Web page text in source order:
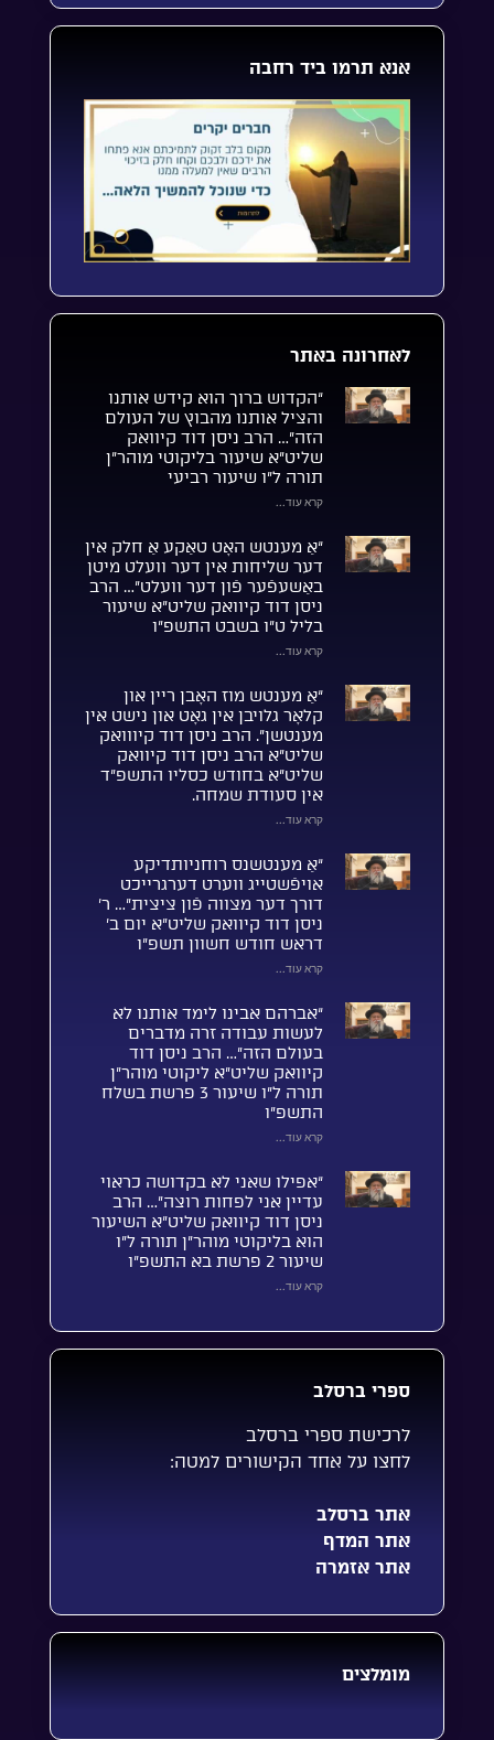
אנא תרמו ביד רחבה
לאחרונה באתר
“הקדוש ברוך הוא קידש אותנו
והציל אותנו מהבוץ של העולם
הזה”… הרב ניסן דוד קיוואק
שליט”א שיעור בליקוטי מוהר”ן
תורה ל”ו שיעור רביעי
קרא עוד...
“אַ מענטש האָט טאַקע אַ חלק אין
דער שליחות אין דער וועלט מיטן
באַשעפֿער פֿון דער וועלט”… הרב
ניסן דוד קיוואק שליט”א שיעור
בליל ט”ו בשבט התשפ”ו
קרא עוד...
“אַ מענטש מוז האָבן ריין און
קלאָר גלויבן אין גאָט און נישט אין
מענטשן”. הרב ניסן דוד קיווואק
שליט”א הרב ניסן דוד קיוואק
שליט”א בחודש כסליו התשפ”ד
אין סעודת שמחה.
קרא עוד...
“אַ מענטשנס רוחניותדיקע
אויפֿשטייג ווערט דערגרייכט
דורך דער מצווה פֿון ציצית”… ר’
ניסן דוד קיוואק שליט”א יום ב’
דראש חודש חשוון תשפ”ו
קרא עוד...
“אברהם אבינו לימד אותנו לא
לעשות עבודה זרה מדברים
בעולם הזה”… הרב ניסן דוד
קיוואק שליט”א ליקוטי מוהר”ן
תורה ל”ו שיעור 3 פרשת בשלח
התשפ”ו
קרא עוד...
“אפילו שאני לא בקדושה כראוי
עדיין אני לפחות רוצה”… הרב
ניסן דוד קיוואק שליט”א השיעור
הוא בליקוטי מוהר”ן תורה ל”ו
שיעור 2 פרשת בא התשפ”ו
קרא עוד...
ספרי ברסלב
לרכישת ספרי ברסלב
לחצו על אחד הקישורים למטה:
אתר ברסלב
אתר המדף
אתר אזמרה
מומלצים